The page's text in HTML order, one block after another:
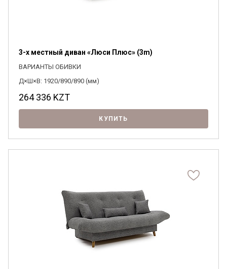
3-х местный диван «Люси Плюс» (3m)
ВАРИАНТЫ ОБИВКИ
Д×Ш×В: 1920/890/890 (мм)
264 336 KZT
КУПИТЬ